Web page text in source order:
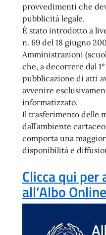
provvedimenti che
pubblicità legale.
È stato introdotto a
n. 69 del 18 giugno
Amministrazioni
che, a decorrere dal
pubblicazione di atti
avvenire
informatizzato.
Il trasferimento delle
dall’ambiente
comporta una
disponibilità e
Clicca qui per
all’Albo Online